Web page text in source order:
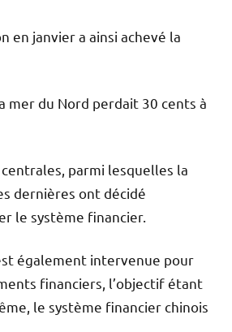
en janvier a ainsi achevé la
mer du Nord perdait 30 cents à
parmi lesquelles la
dernières ont décidé
le système financier.
également intervenue pour
financiers, l’objectif étant
le système financier chinois